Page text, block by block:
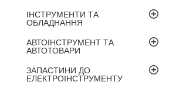
ІНСТРУМЕНТИ ТА
ОБЛАДНАННЯ
АВТОІНСТРУМЕНТ ТА
АВТОТОВАРИ
ЗАПАСТИНИ ДО
ЕЛЕКТРОІНСТРУМЕНТУ